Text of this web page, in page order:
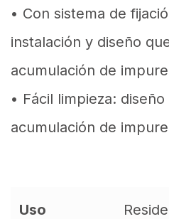
• Con sistema de
instalación y diseño
acumulación de
• Fácil limpieza:
acumulación de
Uso